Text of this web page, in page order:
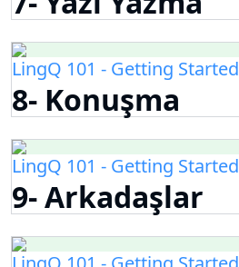
LingQ 101 - Getting Started
8- Konuşma
LingQ 101 - Getting Started
9- Arkadaşlar